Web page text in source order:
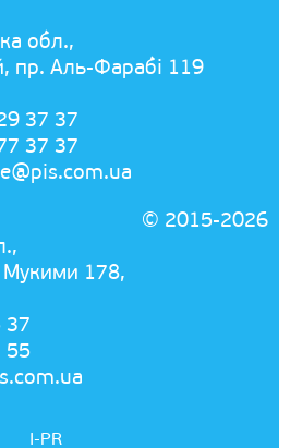
обл.,
пр. Аль-Фарабі 119
37 37
37 37
178,
37
55
© 2015-2026
I-PR